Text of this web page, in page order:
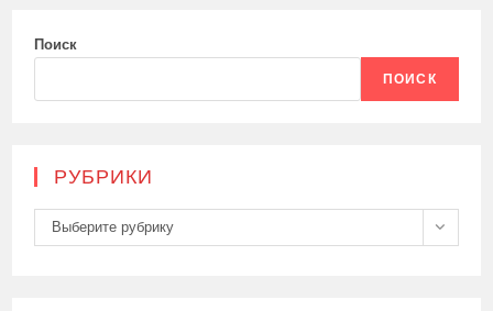
Поиск
ПОИСК
РУБРИКИ
Рубрики
Выберите рубрику